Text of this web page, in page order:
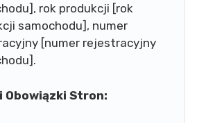
rok produkcji [rok
samochodu], numer
[numer rejestracyjny
Obowiązki Stron: